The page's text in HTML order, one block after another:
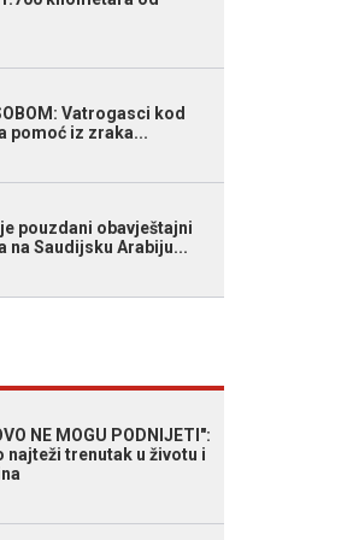
Vatrogasci kod
pomoć iz zraka...
pouzdani obavještajni
na Saudijsku Arabiju...
NE MOGU PODNIJETI":
trenutak u životu i